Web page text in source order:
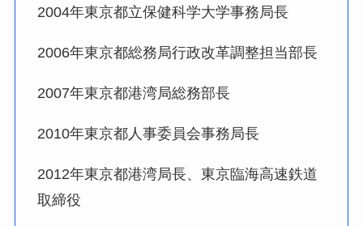
2004年東京都立保健科学大学事務局長
2006年東京都総務局行政改革調整担当部長
2007年東京都港湾局総務部長
2010年東京都人事委員会事務局長
2012年東京都港湾局長、 東京臨海高速鉄道
取締役